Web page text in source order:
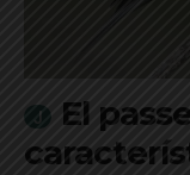
El